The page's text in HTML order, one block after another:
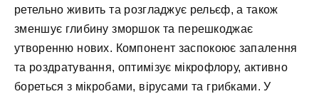
ретельно живить та розгладжує рельєф, а також
зменшує глибину зморшок та перешкоджає
утворенню нових. Компонент заспокоює запалення
та роздратування, оптимізує мікрофлору, активно
бореться з мікробами, вірусами та грибками. У